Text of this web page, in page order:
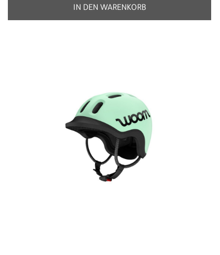
IN DEN WARENKORB